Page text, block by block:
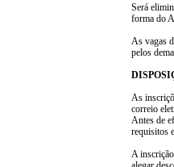
Será
forma do
As vagas
pelos
As
correio
Antes de
requisitos
A